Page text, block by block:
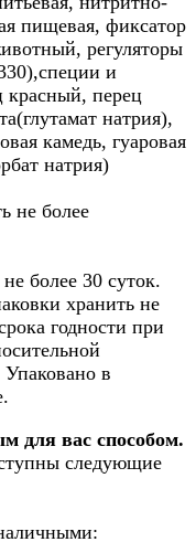
пищевая, фиксатор
регуляторы
и
красный, перец
натрия),
камедь, гуаровая
натрия)
не более
более 30 суток.
хранить не
годности при
в
для вас способом.
следующие